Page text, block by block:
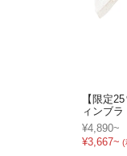
【限定
ィンブ
ョーツセ
¥4,890~
¥3,667~ (